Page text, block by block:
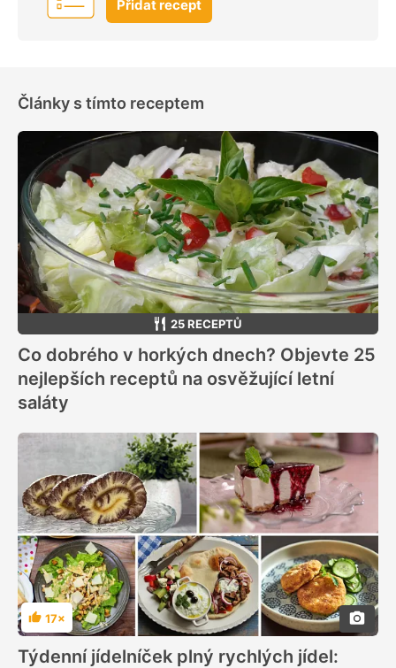
Přidat recept
Články s tímto receptem
25 RECEPTŮ
Co dobrého v horkých dnech? Objevte 25
nejlepších receptů na osvěžující letní
saláty
Hodnocení
17×
Týdenní jídelníček plný rychlých jídel: